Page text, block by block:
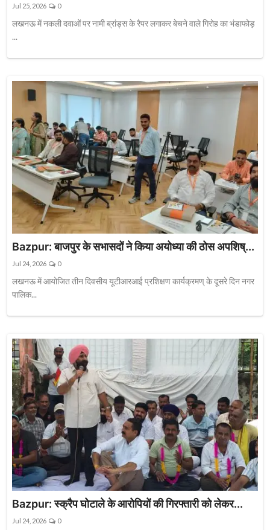
Jul 25, 2026 0
लखनऊ में नकली दवाओं पर नामी ब्रांड्स के रैपर लगाकर बेचने वाले गिरोह का भंडाफोड़
...
Bazpur: बाजपुर के सभासदों ने किया अयोध्या की ठोस अपशिष्...
Jul 24, 2026 0
लखनऊ में आयोजित तीन दिवसीय यूटीआरआई प्रशिक्षण कार्यक्रमण् के दूसरे दिन नगर
पालिक...
Bazpur: स्क्रैप घोटाले के आरोपियों की गिरफ्तारी को लेकर...
Jul 24, 2026 0